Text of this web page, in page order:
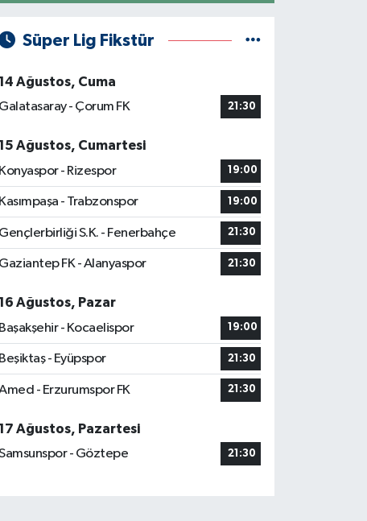
Süper Lig Fikstür
14 Ağustos, Cuma
Galatasaray - Çorum FK
21:30
15 Ağustos, Cumartesi
Konyaspor - Rizespor
19:00
Kasımpaşa - Trabzonspor 19:00
Gençlerbirliği S.K. - Fenerbahçe 21:30
Gaziantep FK - Alanyaspor 21:30
16 Ağustos, Pazar
Başakşehir - Kocaelispor
19:00
Beşiktaş - Eyüpspor 21:30
- Erzurumspor FK 21:30
17 Ağustos, Pazartesi
- Göztepe
21:30